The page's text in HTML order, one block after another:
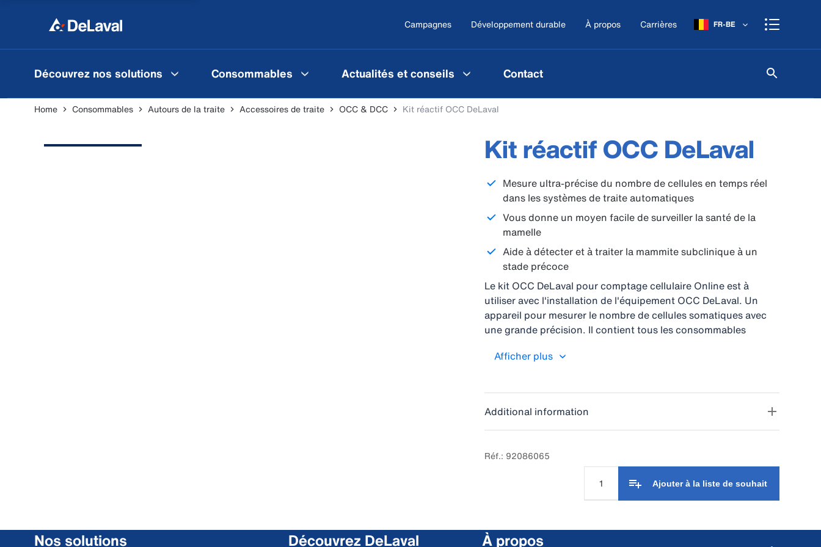
Campagnes Développement durable À propos Carrières FR-BE
Découvrez nos solutions Consommables Actualités et conseils Contact
Home Consommables Autours de la traite Accessoires de traite OCC & DCC Kit réactif OCC DeLaval
Kit réactif OCC DeLaval
Mesure ultra-précise du nombre de cellules en temps réel
dans les systèmes de traite automatiques
Vous donne un moyen facile de surveiller la santé de la
mamelle
Aide à détecter et à traiter la mammite subclinique à un
stade précoce
Le kit OCC DeLaval pour comptage cellulaire Online est à
utiliser avec l'installation de l'équipement OCC DeLaval. Un
appareil pour mesurer le nombre de cellules somatiques avec
une grande précision. Il contient tous les consommables
avec le système OCC.
Afficher plus
Additional information
Réf.: 92086065
Ajouter à la liste de souhait
Nos solutions Découvrez DeLaval À propos